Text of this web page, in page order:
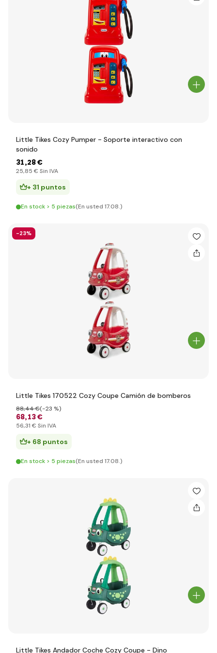
Little Tikes Cozy Pumper - Soporte interactivo con
sonido
31,28 €
25,85 € Sin IVA
+ 31 puntos
En stock > 5 piezas(En usted 17.08.)
-23%
Little Tikes 170522 Cozy Coupe Camión de bomberos
68,13 €
88,44 €(-23 %)
56,31 € Sin IVA
+ 68 puntos
En stock > 5 piezas(En usted 17.08.)
Little Tikes Andador Coche Cozy Coupe - Dino